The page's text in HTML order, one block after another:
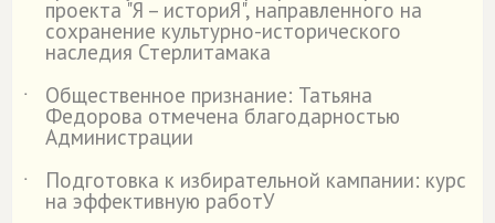
проекта "Я – историЯ", направленного на
сохранение культурно-исторического
наследия Стерлитамака
˙
Общественное признание: Татьяна
Федорова отмечена благодарностью
Администрации
˙
Подготовка к избирательной кампании: курс
на эффективную работУ